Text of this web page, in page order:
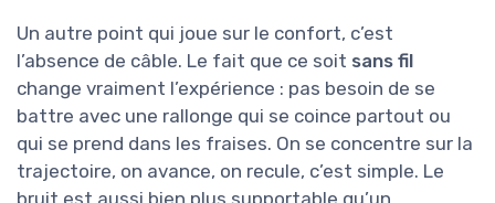
Un autre point qui joue sur le confort, c’est
l’absence de câble. Le fait que ce soit sans fil
change vraiment l’expérience : pas besoin de se
battre avec une rallonge qui se coince partout ou
qui se prend dans les fraises. On se concentre sur la
trajectoire, on avance, on recule, c’est simple. Le
bruit est aussi bien plus supportable qu’un